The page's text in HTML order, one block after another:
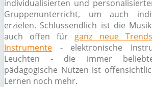
individualisierten und
Gruppenunterricht, um auch
erzielen. Schlussendlich ist die
auch offen für ganz neue
Instrumente - elektronische
Leuchten - die immer
pädagogische Nutzen ist
Lernen noch mehr.